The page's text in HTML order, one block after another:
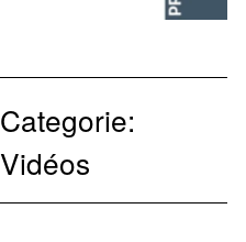
Categorie:
Vidéos